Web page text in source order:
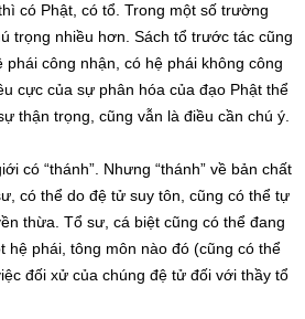
có Phật, có tổ. Trong một số trường
trọng nhiều hơn. Sách tổ trước tác cũng
phái công nhận, có hệ phái không công
cực của sự phân hóa của đạo Phật thể
thận trọng, cũng vẫn là điều cần chú ý.
có “thánh”. Nhưng “thánh” về bản chất
có thể do đệ tử suy tôn, cũng có thể tự
thừa. Tổ sư, cá biệt cũng có thể đang
hệ phái, tông môn nào đó (cũng có thể
đối xử của chúng đệ tử đối với thầy tổ